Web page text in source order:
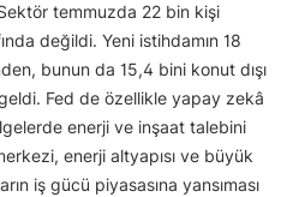
temmuzda 22 bin kişi
değildi. Yeni istihdamın 18
bunun da 15,4 bini konut dışı
Fed de özellikle yapay zekâ
enerji ve inşaat talebini
enerji altyapısı ve büyük
iş gücü piyasasına yansıması